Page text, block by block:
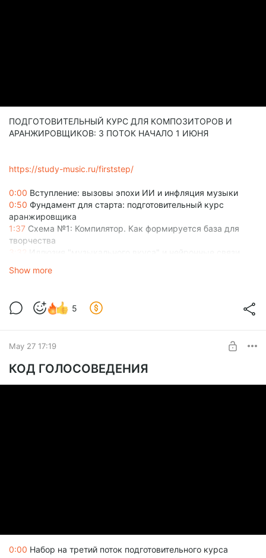
ПОДГОТОВИТЕЛЬНЫЙ КУРС ДЛЯ КОМПОЗИТОРОВ И
АРАНЖИРОВЩИКОВ: 3 ПОТОК НАЧАЛО 1 ИЮНЯ
https://study-music.ru/firststep/
0:00 Вступление: вызовы эпохи ИИ и инфляция музыки
0:50 Фундамент для старта: подготовительный курс
аранжировщика
1:37 Схема №1: Компилятор. Как формируется база для
творчества
Иллюзия "музыкального вкуса" и нейронные связи
выходе
Show more
5
May 27 17:19
КОД ГОЛОСОВЕДЕНИЯ
0:00 Набор на третий поток подготовительного курса